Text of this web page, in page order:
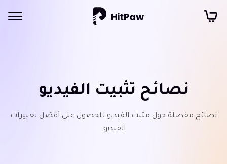
نصائح تثبيت الفيديو
نصائح مفصلة حول مثبت الفيديو للحصول على أفضل تعبيرات
الفيديو.